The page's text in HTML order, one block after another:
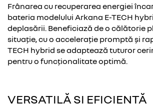
Frânarea cu recuperarea energiei
bateria modelului Arkana E-TECH
deplasării. Beneficiază de o călătorie
situație, cu o accelerație promptă și
TECH hybrid se adaptează tuturor
pentru o funcționalitate optimă.
VERSATILĂ SI EFICIENTĂ